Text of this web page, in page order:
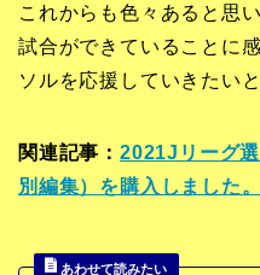
これからも色々あると思
試合ができていることに
ソルを応援していきたい
関連記事： 2021Jリーグ
別編集）を購入しました。